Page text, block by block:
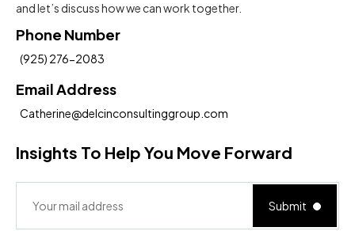
and let’s discuss how we can work together.
Phone Number
(925) 276-2083
Email Address
Catherine@delcinconsultinggroup.com
Insights To Help You Move Forward
Submit